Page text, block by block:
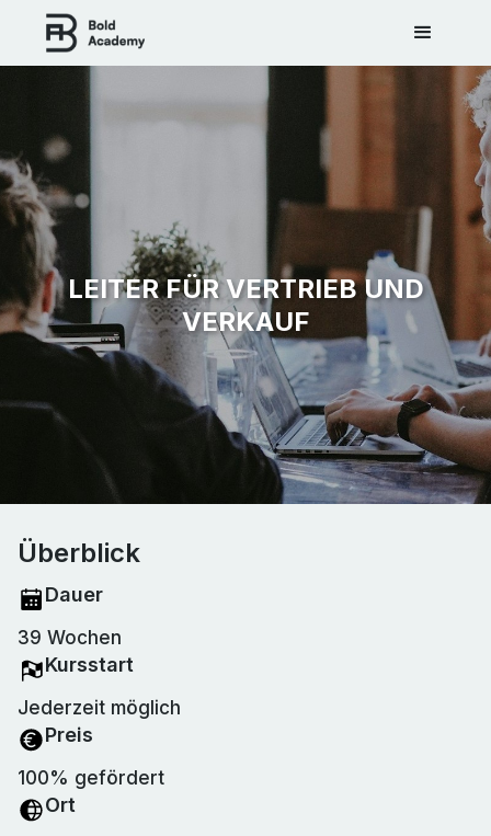
LEITER FÜR VERTRIEB UND
VERKAUF
Überblick
Dauer
39 Wochen
Kursstart
Jederzeit möglich
Preis
100% gefördert
Ort